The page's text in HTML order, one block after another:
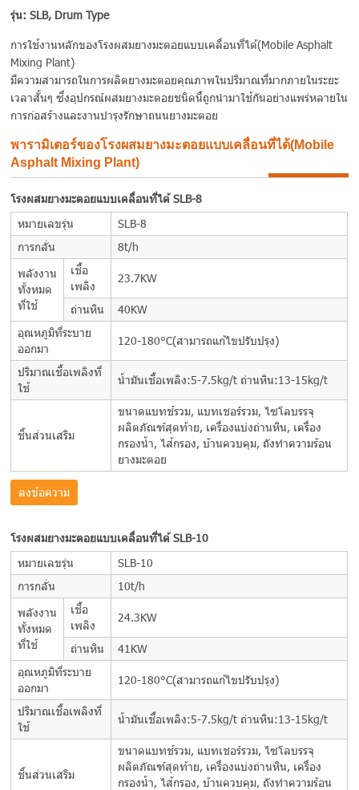
รุ่น: SLB, Drum Type
การใช้งานหลักของโรงผสมยางมะตอยแบบเคลื่อนที่ได้ (Mobile Asphalt
Mixing Plant)
มีความสามารถในการผลิตยางมะตอยคุณภาพในปริมาณที่มากภายในระยะ
เวลาสั้นๆ ซึ่งอุปกรณ์ผสมยางมะตอยชนิดนี้ถูกนำมาใช้กันอย่างแพร่หลายใน
การก่อสร้างและงานบำรุงรักษาถนนยางมะตอย
พารามิเตอร์ของโรงผสมยางมะตอยแบบเคลื่อนที่ได้ (Mobile
Asphalt Mixing Plant)
โรงผสมยางมะตอยแบบเคลื่อนที่ได้ SLB-8
หมายเลขรุ่น
SLB-8
การกลั่น
8t/h
พลังงาน
ทั้งหมด
ที่ใช้
เชื้อ
เพลิง
23.7KW
ถ่านหิน
40KW
อุณหภูมิที่ระบาย
ออกมา
120-180°C(สามารถแก้ไขปรับปรุง)
ปริมาณเชื้อเพลิงที่
ใช้
น้ำมันเชื้อเพลิง:5-7.5kg/t ถ่านหิน:13-15kg/t
ชิ้นส่วนเสริม
ขนาดแบทช์รวม, แบทเชอร์รวม, ไซโลบรรจุ
ผลิตภัณฑ์สุดท้าย, เครื่องแบ่งถ่านหิน, เครื่อง
กรองน้ำ, ไส้กรอง, บ้านควบคุม, ถังทำความร้อน
ยางมะตอย
ลงข้อความ
โรงผสมยางมะตอยแบบเคลื่อนที่ได้ SLB-10
หมายเลขรุ่น
SLB-10
การกลั่น
10t/h
พลังงาน
ทั้งหมด
ที่ใช้
เชื้อ
เพลิง
24.3KW
ถ่านหิน
41KW
อุณหภูมิที่ระบาย
ออกมา
120-180°C(สามารถแก้ไขปรับปรุง)
ปริมาณเชื้อเพลิงที่
ใช้
น้ำมันเชื้อเพลิง:5-7.5kg/t ถ่านหิน:13-15kg/t
ชิ้นส่วนเสริม
ขนาดแบทช์รวม, แบทเชอร์รวม, ไซโลบรรจุ
ผลิตภัณฑ์สุดท้าย, เครื่องแบ่งถ่านหิน, เครื่อง
กรองน้ำ, ไส้กรอง, บ้านควบคุม, ถังทำความร้อน